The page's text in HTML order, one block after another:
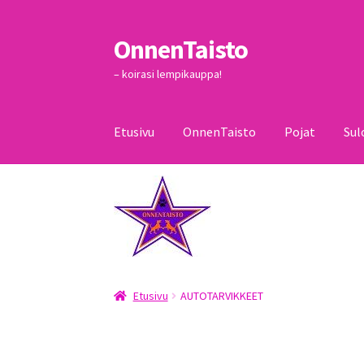
Siirry
navigointiin
Siirry
sisältöön
OnnenTaisto
– koirasi lempikauppa!
Etusivu OnnenTaisto Pojat
Kassa
Etusivu AUTOTARVIKKEET